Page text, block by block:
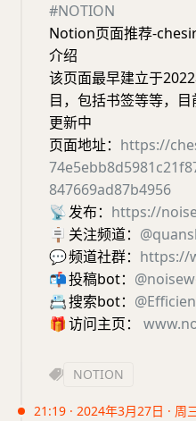
#NOTION
Notion页面推荐-
介绍
该页面最早建立于
目，包括书签等等，
更新中
页面地址： https://
847669ad87b4956
📡发布： https://
🪧 关注频道：
💬频道社群： https://
📬投稿bot：
📇搜索bot：
🎁访问主页：
NOTION
21:19 · 2024年3月27日 · 周